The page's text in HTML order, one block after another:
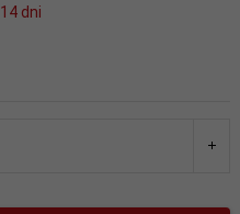
14 dni